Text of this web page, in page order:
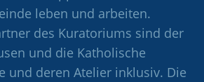
leben und arbeiten.
des Kuratoriums sind der
und die Katholische
und deren Atelier inklusiv. Die